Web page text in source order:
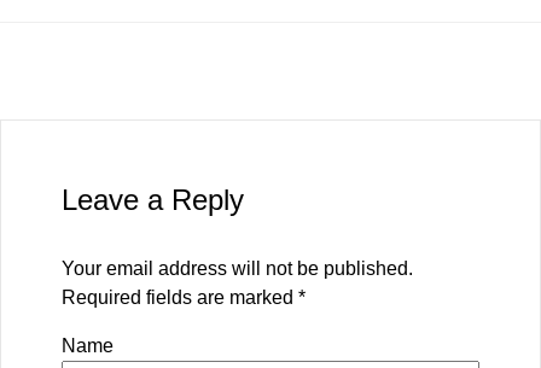
Leave a Reply
Your email address will not be published.
Required fields are marked *
Name